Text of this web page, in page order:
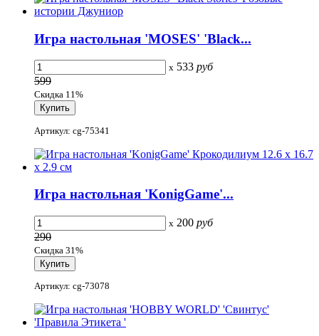
Игра настольная 'MOSES' 'Black...
x 533 руб
599
Скидка 11%
Артикул: cg-75341
Игра настольная 'KonigGame'...
x 200 руб
290
Скидка 31%
Артикул: cg-73078